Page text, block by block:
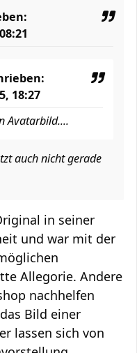
18:27
Avatarbild....
auch nicht gerade
in seiner
und war mit der
Allegorie. Andere
nachhelfen
Bild einer
lassen sich von